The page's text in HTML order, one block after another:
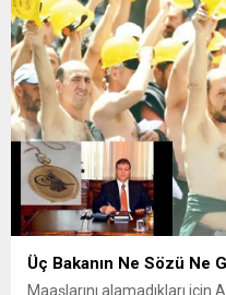
Üç Bakanın Ne Sözü Ne
Maaşlarını alamadıkları için